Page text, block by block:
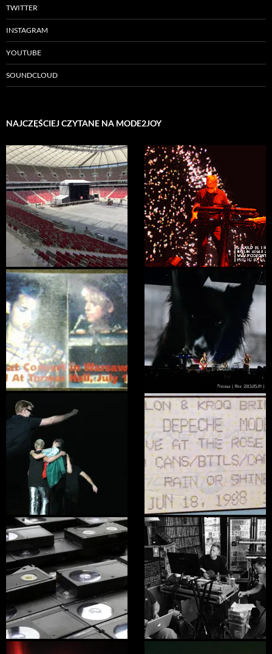
TWITTER
INSTAGRAM
YOUTUBE
SOUNDCLOUD
NAJCZĘŚCIEJ CZYTANE NA MODE2JOY